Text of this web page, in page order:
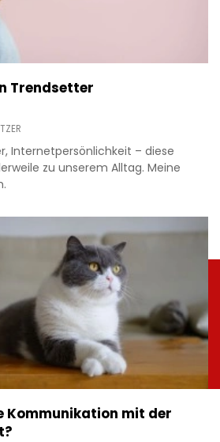
Trendsetter
Internetpersönlichkeit – diese
zu unserem Alltag. Meine
Kommunikation mit der